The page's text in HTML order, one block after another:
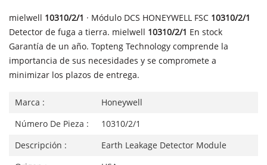
mielwell 10310/2/1 · Módulo DCS HONEYWELL FSC 10310/2/1
Detector de fuga a tierra. mielwell 10310/2/1 En stock
Garantía de un año. Topteng Technology comprende la
importancia de sus necesidades y se compromete a
minimizar los plazos de entrega.
Marca :
Honeywell
Número De Pieza :
10310/2/1
Descripción :
Earth Leakage Detector Module